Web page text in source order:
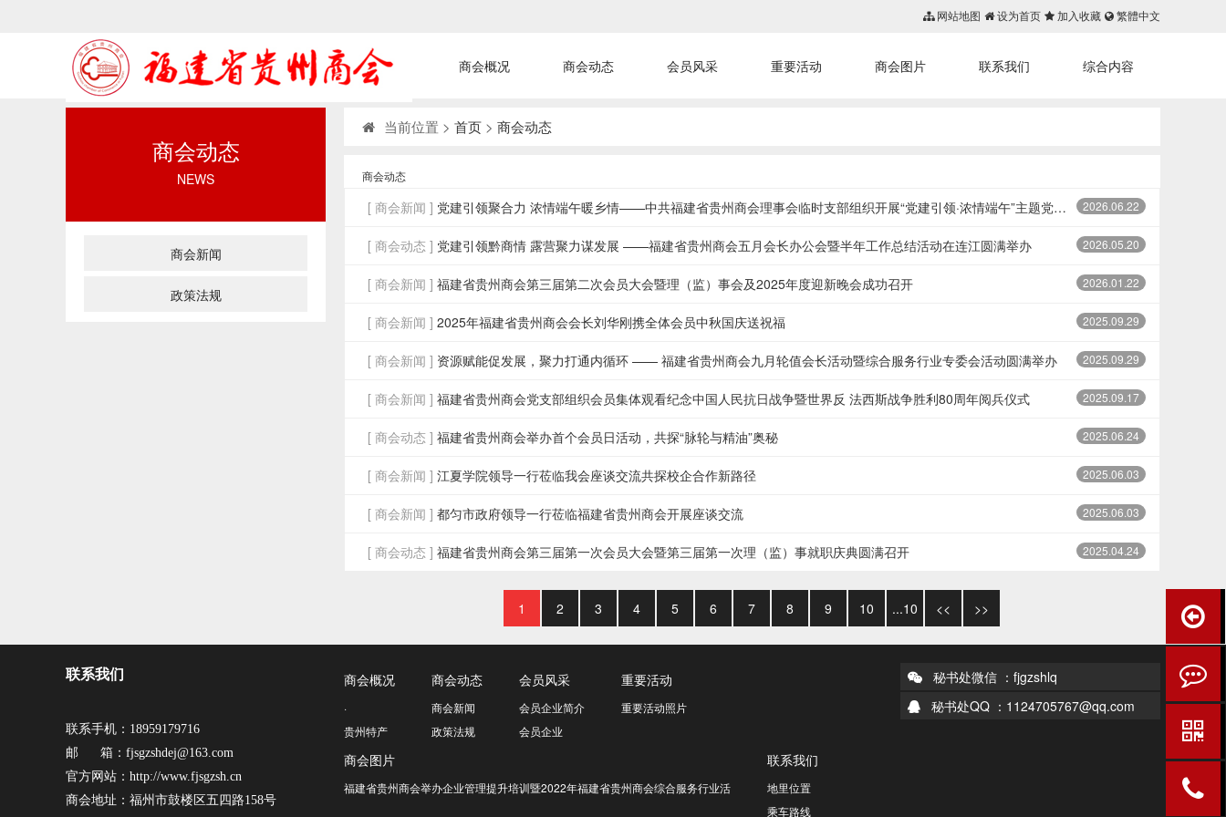
网站地图 设为首页 加入收藏 繁體中文
综合内容
联系我们
商会图片
重要活动
会员风采
商会动态
商会概况
商会动态
NEWS
商会新闻
政策法规
当前位置 > 首页 > 商会动态
商会动态
[ 商会新闻 ] 2026.06.22
党建引领聚合力 浓情端午暖乡情——中共福建省贵州商会理事会临时支部组织开展“党建引领·浓情端午”主题党员日活动
[ 商会动态 ] 2026.05.20
党建引领黔商情 露营聚力谋发展 ——福建省贵州商会五月会长办公会暨半年工作总结活动在连江圆满举办
[ 商会新闻 ] 2026.01.22
福建省贵州商会第三届第二次会员大会暨理（监）事会及2025年度迎新晚会成功召开
[ 商会新闻 ] 2025.09.29
2025年福建省贵州商会会长刘华刚携全体会员中秋国庆送祝福
[ 商会新闻 ] 2025.09.29
资源赋能促发展，聚力打通内循环 —— 福建省贵州商会九月轮值会长活动暨综合服务行业专委会活动圆满举办
[ 商会新闻 ] 2025.09.17
福建省贵州商会党支部组织会员集体观看纪念中国人民抗日战争暨世界反 法西斯战争胜利80周年阅兵仪式
[ 商会动态 ] 2025.06.24
福建省贵州商会举办首个会员日活动，共探“脉轮与精油”奥秘
[ 商会新闻 ] 2025.06.03
江夏学院领导一行莅临我会座谈交流共探校企合作新路径
[ 商会新闻 ] 2025.06.03
都匀市政府领导一行莅临福建省贵州商会开展座谈交流
[ 商会动态 ] 2025.04.24
福建省贵州商会第三届第一次会员大会暨第三届第一次理（监）事就职庆典圆满召开
1 2 3 4 5 6 7 8 9 10 ...10 << >>
联系我们
联系手机：18959179716
邮 箱：fjsgzshdej@163.com
官方网站：http://www.fjsgzsh.cn
商会地址：福州市鼓楼区五四路158号
商会概况
·
贵州特产
商会动态
商会新闻
政策法规
会员风采
会员企业简介
会员企业
重要活动
重要活动照片
商会图片
福建省贵州商会举办企业管理提升培训暨2022年福建省贵州商会综合服务行业活
联系我们
地里位置
乘车路线
秘书处微信 ：fjgzshlq
秘书处QQ ：1124705767@qq.com